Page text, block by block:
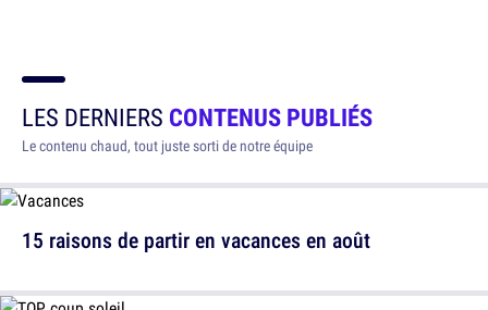
LES DERNIERS CONTENUS PUBLIÉS
Le contenu chaud, tout juste sorti de notre équipe
15 raisons de partir en vacances en août